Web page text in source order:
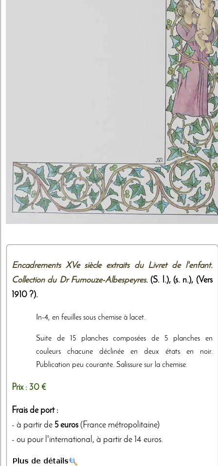
Encadrements XVe siècle extraits du Livret de l'enfant.
Collection du Dr Fumouze-Albespeyres. (S. l.),(s. n.), (Vers
1910 ?).
In-4, en feuilles sous chemise à lacet.
Suite de 15 planches composées de 5 planches en
couleurs chacune déclinée en deux états en noir.
Publication peu courante. Salissure sur la chemise.
Prix : 30 €
Frais de port :
- à partir de 5 euros (France métropolitaine)
- ou pour l'international, à partir de 14 euros.